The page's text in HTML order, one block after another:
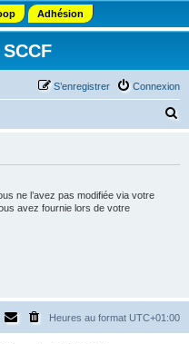
Adhésion
Connexion
S’enregistrer
ne l’avez pas modifiée via votre
avez fournie lors de votre
Heures au format UTC+01:00